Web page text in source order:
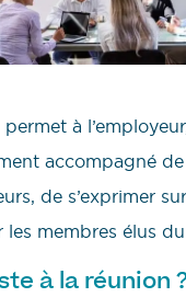
à
accompagné de
de s’exprimer
les membres élus du
à la réunion